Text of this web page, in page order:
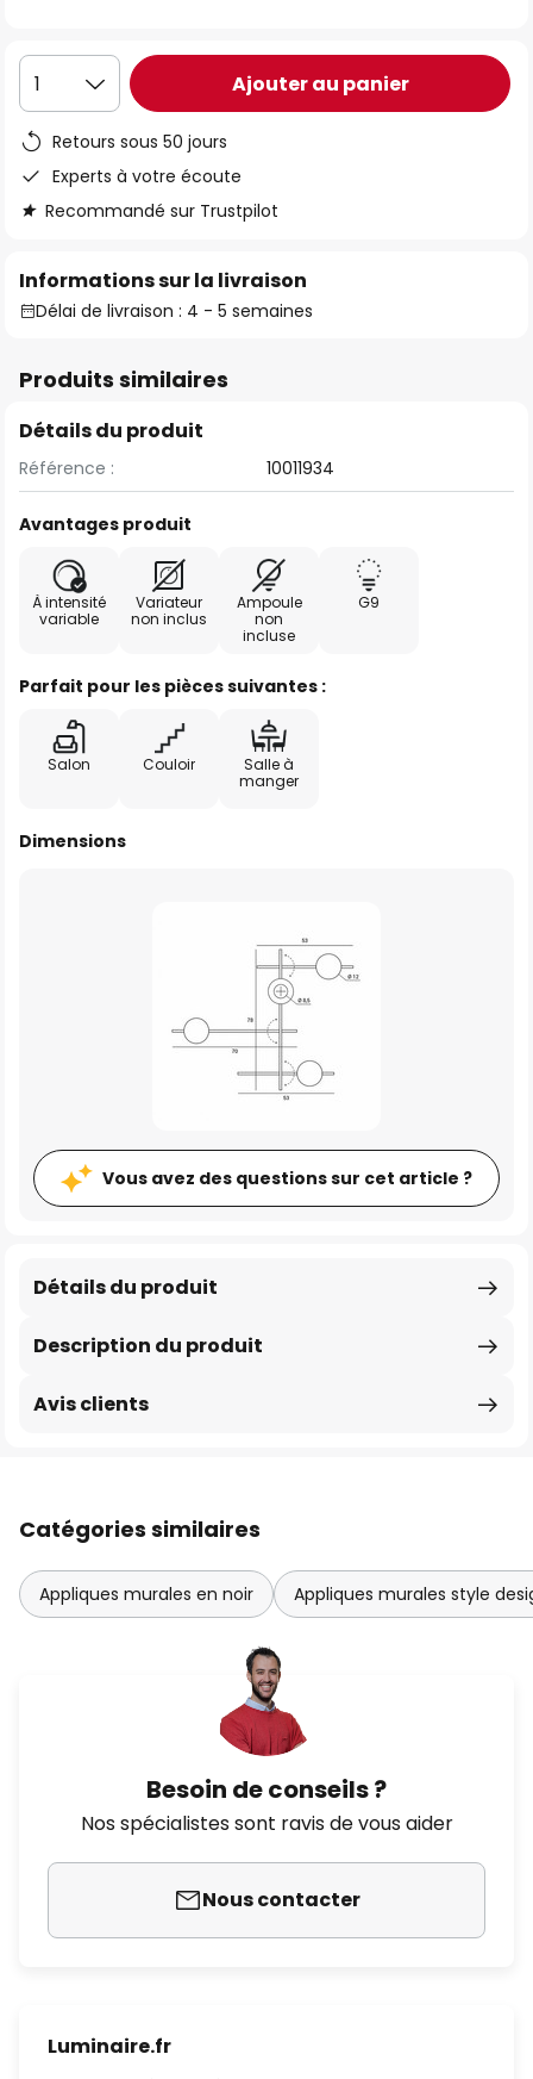
gallery
1 Ajouter au panier
Retours sous 50 jours
Experts à votre écoute
Recommandé sur Trustpilot
Informations sur la livraison
Délai de livraison : 4 - 5 semaines
Produits similaires
Détails du produit
Référence : 10011934
Avantages produit
À intensité
variable
Variateur
non inclus
Ampoule
non
incluse
G9
Parfait pour les pièces suivantes :
Salon Couloir
Salle à
manger
Dimensions
Vous avez des questions sur cet article ?
Description du produit
Détails du produit
Avis clients
Catégories similaires
Appliques murales en noir Appliques murales style
Besoin de conseils ?
Nos spécialistes sont ravis de vous aider
Nous contacter
Luminaire.fr